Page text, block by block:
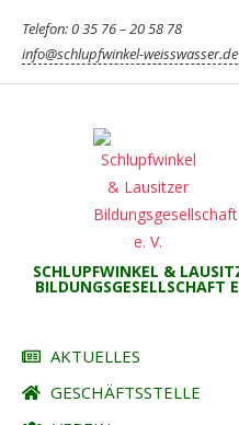
content
Telefon: 0 35 76 – 20 58 78
info@schlupfwinkel-weisswasser.de
SCHLUPFWINKEL &
BILDUNGSGESELLSCHAFT
Primary
Menu
AKTUELLES
GESCHÄFTSSTELLE